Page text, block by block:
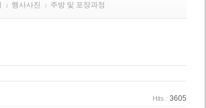
행사사진 주방 및 포장과정
Hits : 3605